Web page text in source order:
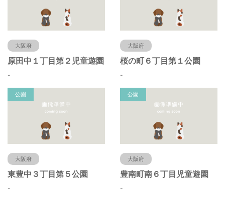
大阪府
原田中１丁目第２児童遊園
-
大阪府
桜の町６丁目第１公園
-
公園
大阪府
東豊中３丁目第５公園
-
公園
大阪府
豊南町南６丁目児童遊園
-